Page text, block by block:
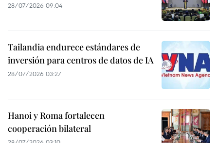
28/07/2026 09:04
Tailandia endurece estándares de
inversión para centros de datos de IA
28/07/2026 03:27
Hanoi y Roma fortalecen
cooperación bilateral